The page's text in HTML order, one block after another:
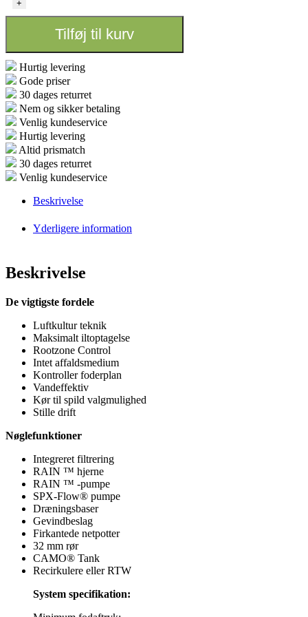
antal
+
Tilføj til kurv
Hurtig levering
Gode priser
30 dages returret
Nem og sikker betaling
Venlig kundeservice
Hurtig levering
Altid prismatch
30 dages returret
Venlig kundeservice
Beskrivelse
Yderligere information
Beskrivelse
De vigtigste fordele
Luftkultur teknik
Maksimalt iltoptagelse
Rootzone Control
Intet affaldsmedium
Kontroller foderplan
Vandeffektiv
Kør til spild valgmulighed
Stille drift
Nøglefunktioner
Integreret filtrering
RAIN ™ hjerne
RAIN ™ -pumpe
SPX-Flow® pumpe
Dræningsbaser
Gevindbeslag
Firkantede netpotter
32 mm rør
CAMO® Tank
Recirkulere eller RTW
System specifikation: